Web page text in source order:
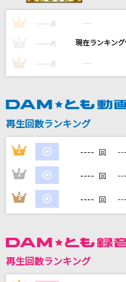
[生音]星影のエール
ダーリン
『リロ&スティッチ』/
Travis Japan
DAMの新曲
カラオケ最
1 ---- 点 ----
---- 点 ----
3 ---- 点 ----
再生回数ランキング
1 ---- 回
2 ---- 回
3 ---- 回
再生回数ランキング